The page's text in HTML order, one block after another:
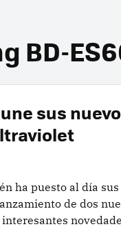
BD-
sus
ha puesto al día
de dos